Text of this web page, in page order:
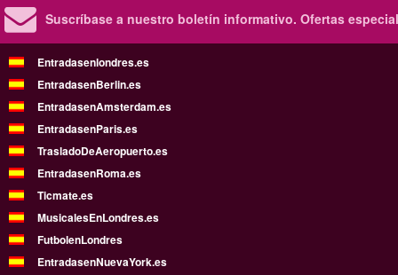
Suscríbase a nuestro boletín informativo. Ofertas
Entradasenlondres.es
EntradasenBerlin.es
EntradasenAmsterdam.es
EntradasenParis.es
TrasladoDeAeropuerto.es
EntradasenRoma.es
Ticmate.es
MusicalesEnLondres.es
FutbolenLondres
EntradasenNuevaYork.es